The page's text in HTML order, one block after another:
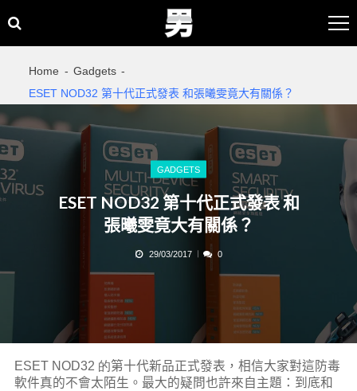
to
to
Home
Gadgets
ESET NOD32 第十代正式發表 和張曦雯竟大有關係？
GADGETS
ESET NOD32 第十代正式發表 和
張曦雯竟大有關係？
29/03/2017 0
ESET NOD32 的第十代新品正式發表，相信大家對這防毒
軟件真的不會太陌生。最大的疑問也許來自主題：到底和